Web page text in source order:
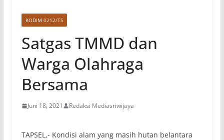
KODIM 0212/TS
Satgas TMMD dan
Warga Olahraga
Bersama
Juni 18, 2021 Redaksi Mediasriwijaya
TAPSEL,- Kondisi alam yang masih hutan belantara